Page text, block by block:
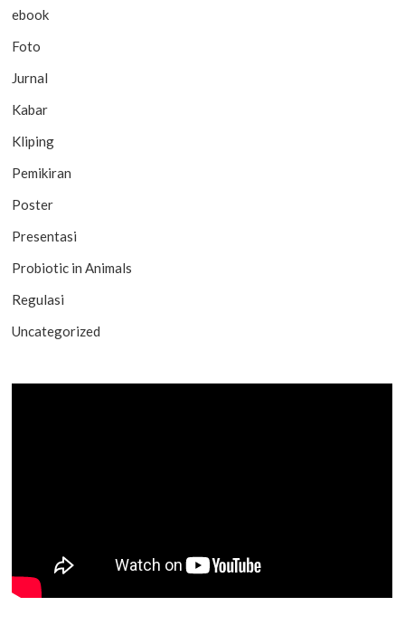
ebook
Foto
Jurnal
Kabar
Kliping
Pemikiran
Poster
Presentasi
Probiotic in Animals
Regulasi
Uncategorized